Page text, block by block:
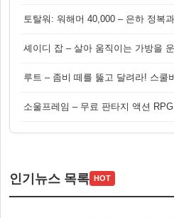
소울프레임 – 무료 판타지 액션 RPG
인기뉴스 목록 HOT